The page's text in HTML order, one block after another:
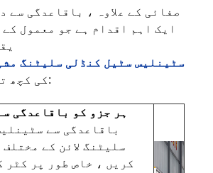
صفائی کے علاوہ ، باقاعدگی سے
ایک اہم اقدام ہے جو معمول
سٹینلیس سٹیل کنڈلی سلیٹنگ
کی کچھ تجاویز یہ ہیں:
(1) ہر جزو کو باقاعدگی
باقاعدگی سے
سلیٹنگ لائن کے
کریں ، خاص طور پر کٹر